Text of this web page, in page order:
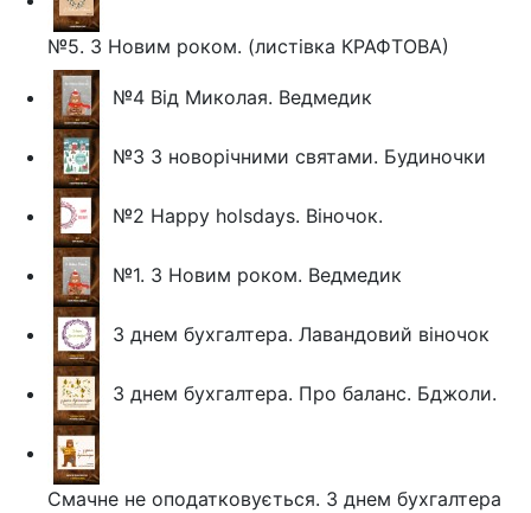
№5. З Новим роком. (листівка КРАФТОВА)
№4 Від Миколая. Ведмедик
№3 З новорічними святами. Будиночки
№2 Happy holsdays. Віночок.
№1. З Новим роком. Ведмедик
З днем бухгалтера. Лавандовий віночок
З днем бухгалтера. Про баланс. Бджоли.
Смачне не оподатковується. З днем бухгалтера